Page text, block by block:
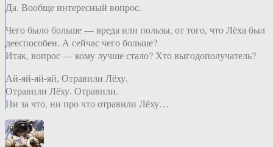
Да. Вообще интересный вопрос.
Чего было больше — вреда или пользы, от того, что Лёха был
дееспособен. А сейчас чего больше?
Итак, вопрос — кому лучше стало? Хто выгодополучатель?
Ай-яй-яй-яй, Отравили Лёху.
Отравили Лёху. Отравили.
Ни за что, ни про что отравили Лёху…